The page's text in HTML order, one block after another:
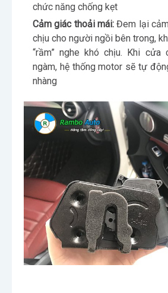
chức năng chống kẹt
Cảm giác thoải mái:Đem lại
chịu cho người ngồi bên trong,
“rầm” nghe khó chịu. Khi cửa
ngàm, hệ thống motor sẽ tự
nhàng